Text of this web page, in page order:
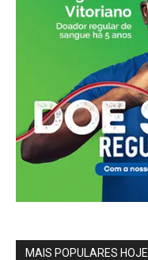
MAIS POPULARES HOJE